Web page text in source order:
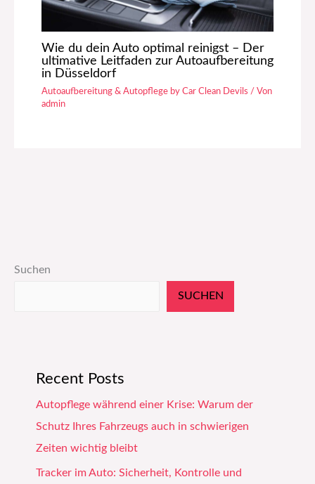
Wie du dein Auto optimal reinigst – Der
ultimative Leitfaden zur Autoaufbereitung
in Düsseldorf
Autoaufbereitung & Autopflege by Car Clean Devils / Von
admin
Suchen
SUCHEN
Recent Posts
Autopflege während einer Krise: Warum der
Schutz Ihres Fahrzeugs auch in schwierigen
Zeiten wichtig bleibt
Tracker im Auto: Sicherheit, Kontrolle und